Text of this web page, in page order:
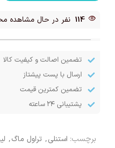
114 نفر در حال مشاهده
تضمین اصالت و کیفیت کالا
ارسال با پست پیشتاز
تضمین کمترین قیمت
پشتیبانی ۲۴ ساعته
برچسب: استنلی, تراول ماگ,